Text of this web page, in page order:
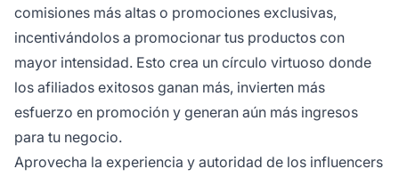
comisiones más altas o promociones exclusivas,
incentivándolos a promocionar tus productos con
mayor intensidad. Esto crea un círculo virtuoso donde
los afiliados exitosos ganan más, invierten más
esfuerzo en promoción y generan aún más ingresos
para tu negocio.
Aprovecha la experiencia y autoridad de los influencers